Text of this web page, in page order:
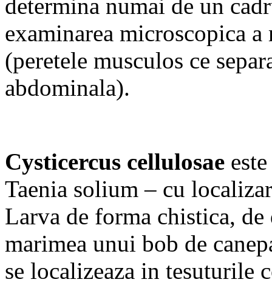
determina numai de un
examinarea microscopica
(peretele musculos ce
abdominala).
Cysticercus cellulosae
Taenia solium – cu
Larva de forma chistica,
marimea unui bob de
se localizeaza in tesuturile